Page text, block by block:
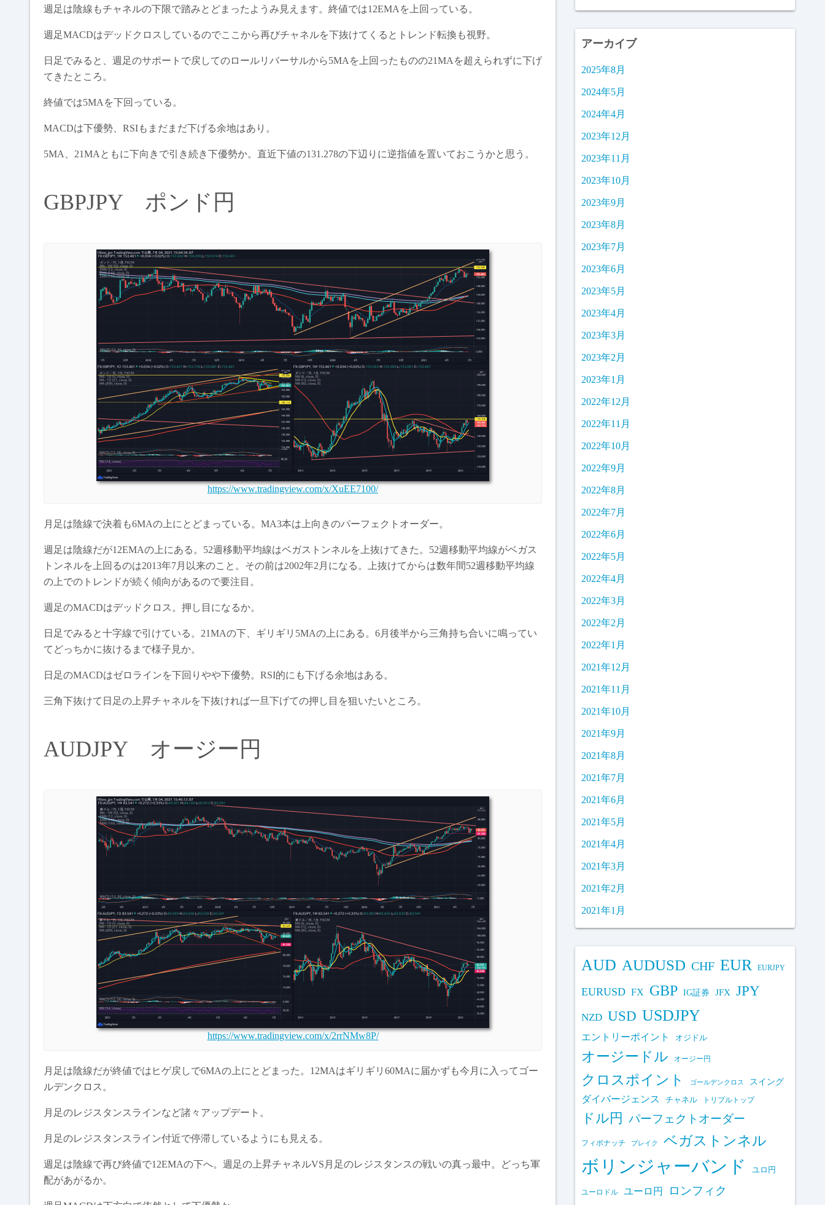
週足は陰線もチャネルの下限で踏みとどまったようみ見えます。終値では12EMAを上回っている。
週足MACDはデッドクロスしているのでここから再びチャネルを下抜けてくるとトレンド転換も視野。
日足でみると、週足のサポートで戻してのロールリバーサルから5MAを上回ったものの21MAを超えられずに下げ
てきたところ。
終値では5MAを下回っている。
MACDは下優勢、RSIもまだまだ下げる余地はあり。
5MA、21MAともに下向きで引き続き下優勢か。直近下値の131.278の下辺りに逆指値を置いておこうかと思う。
GBPJPY ポンド円
https://www.tradingview.com/x/XuEE7100/
月足は陰線で決着も6MAの上にとどまっている。MA3本は上向きのパーフェクトオーダー。
週足は陰線だが12EMAの上にある。52週移動平均線はベガストンネルを上抜けてきた。52週移動平均線がベガス
トンネルを上回るのは2013年7月以来のこと。その前は2002年2月になる。上抜けてからは数年間52週移動平均線
の上でのトレンドが続く傾向があるので要注目。
週足のMACDはデッドクロス。押し目になるか。
日足でみると十字線で引けている。21MAの下、ギリギリ5MAの上にある。6月後半から三角持ち合いに鳴ってい
てどっちかに抜けるまで様子見か。
日足のMACDはゼロラインを下回りやや下優勢。RSI的にも下げる余地はある。
三角下抜けて日足の上昇チャネルを下抜ければ一旦下げての押し目を狙いたいところ。
AUDJPY オージー円
https://www.tradingview.com/x/2rrNMw8P/
月足は陰線だが終値ではヒゲ戻しで6MAの上にとどまった。12MAはギリギリ60MAに届かずも今月に入ってゴー
ルデンクロス。
月足のレジスタンスラインなど諸々アップデート。
月足のレジスタンスライン付近で停滞しているようにも見える。
週足は陰線で再び終値で12EMAの下へ。週足の上昇チャネルVS月足のレジスタンスの戦いの真っ最中。どっち軍
配があがるか。
アーカイブ
2025年8月
2024年5月
2024年4月
2023年12月
2023年11月
2023年10月
2023年9月
2023年8月
2023年7月
2023年6月
2023年5月
2023年4月
2023年3月
2023年2月
2023年1月
2022年12月
2022年11月
2022年10月
2022年9月
2022年8月
2022年7月
2022年6月
2022年5月
2022年4月
2022年3月
2022年2月
2022年1月
2021年12月
2021年11月
2021年10月
2021年9月
2021年8月
2021年7月
2021年6月
2021年5月
2021年4月
2021年3月
2021年2月
2021年1月
AUD AUDUSD CHF EUR EURJPY
EURUSD FX GBP IG証券 JFX JPY
NZD USD USDJPY
エントリーポイント オジドル
オージードル オージー円
クロスポイント ゴールデンクロス スイング
ダイバージェンス チャネル トリプルトップ
ドル円 パーフェクトオーダー
フィボナッチ ブレイク ベガストンネル
ボリンジャーバンド ユロ円
ユーロドル ユーロ円 ロンフィク